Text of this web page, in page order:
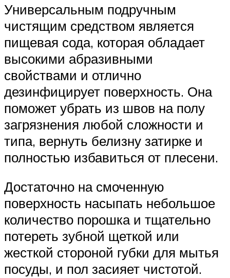
Универсальным подручным
чистящим средством является
пищевая сода, которая обладает
высокими абразивными
свойствами и отлично
дезинфицирует поверхность. Она
поможет убрать из швов на полу
загрязнения любой сложности и
типа, вернуть белизну затирке и
полностью избавиться от плесени.
Достаточно на смоченную
поверхность насыпать небольшое
количество порошка и тщательно
потереть зубной щеткой или
жесткой стороной губки для мытья
посуды, и пол засияет чистотой.